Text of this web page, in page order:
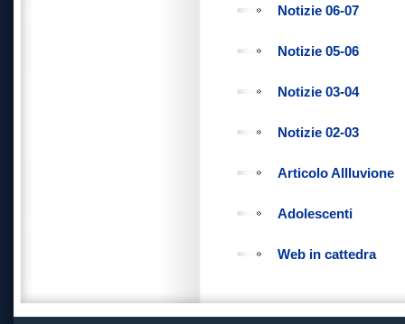
Notizie 06-07
Notizie 05-06
Notizie 03-04
Notizie 02-03
Articolo Allluvione
Adolescenti
Web in cattedra